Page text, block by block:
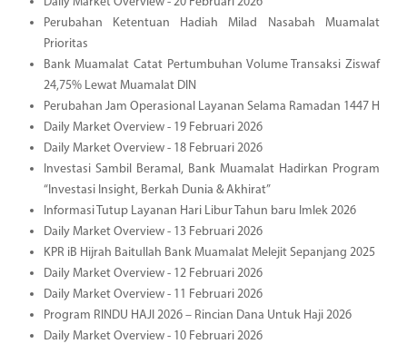
Perubahan Ketentuan Hadiah Milad Nasabah Muamalat
Prioritas
Bank Muamalat Catat Pertumbuhan Volume Transaksi Ziswaf
24,75% Lewat Muamalat DIN
Perubahan Jam Operasional Layanan Selama Ramadan 1447 H
Daily Market Overview - 19 Februari 2026
Daily Market Overview - 18 Februari 2026
Investasi Sambil Beramal, Bank Muamalat Hadirkan Program
“Investasi Insight, Berkah Dunia & Akhirat”
Informasi Tutup Layanan Hari Libur Tahun baru Imlek 2026
Daily Market Overview - 13 Februari 2026
KPR iB Hijrah Baitullah Bank Muamalat Melejit Sepanjang 2025
Daily Market Overview - 12 Februari 2026
Daily Market Overview - 11 Februari 2026
Program RINDU HAJI 2026 – Rincian Dana Untuk Haji 2026
Daily Market Overview - 10 Februari 2026